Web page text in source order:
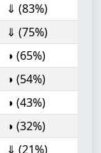
⇓ (83%)
⇓ (75%)
◑ (65%)
◑ (54%)
◑ (43%)
◑ (32%)
⇓ (21%)